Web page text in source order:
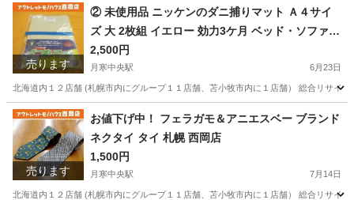
北海道 札幌市 月寒中央駅 インテリア雑貨/小物
Tupperware
売ります
② 未使用品 ニッケンのダニ捕りマット Ａ４サイ
ズ 大 2枚組 イエロー 効力3ケ月 ベッド・ソファ・
ラグなどに！ 札幌 西岡店
2,500円
月寒中央駅 6月23日
北海道内１２店舗 (札幌市内にグループ１１店舗、苫小牧市内に１店舗） 総合リサ
北海道 札幌市 月寒中央駅 その他 ニッケン
売ります
お値下げ中！ フェラガモ＆アニエスベー ブランド
ネクタイ タイ 札幌 西岡店
1,500円
月寒中央駅 7月14日
北海道内１２店舗 (札幌市内にグループ１１店舗、苫小牧市内に１店舗） 総合リサ